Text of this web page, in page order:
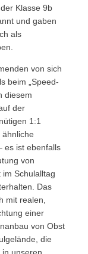
Klasse 9b
und gaben
als
von sich
beim „Speed-
diesem
der
1:1
es ist ebenfalls
von
Schulalltag
Das
mit realen,
einer
von Obst
die